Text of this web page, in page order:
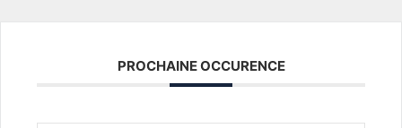
PROCHAINE OCCURENCE